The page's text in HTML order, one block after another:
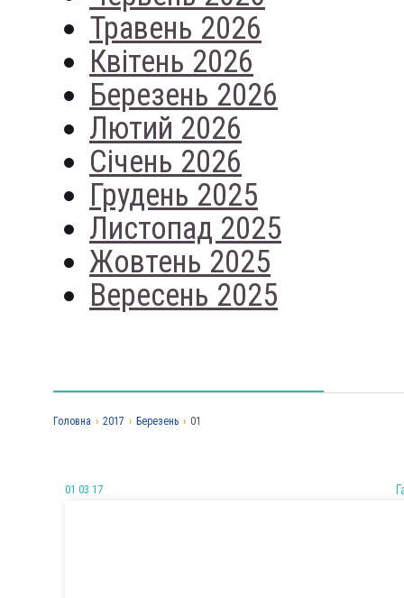
Травень 2026
Квітень 2026
Березень 2026
Лютий 2026
Січень 2026
Грудень 2025
Листопад 2025
Жовтень 2025
Вересень 2025
Головна › 2017 › Березень › 01
01 03 17